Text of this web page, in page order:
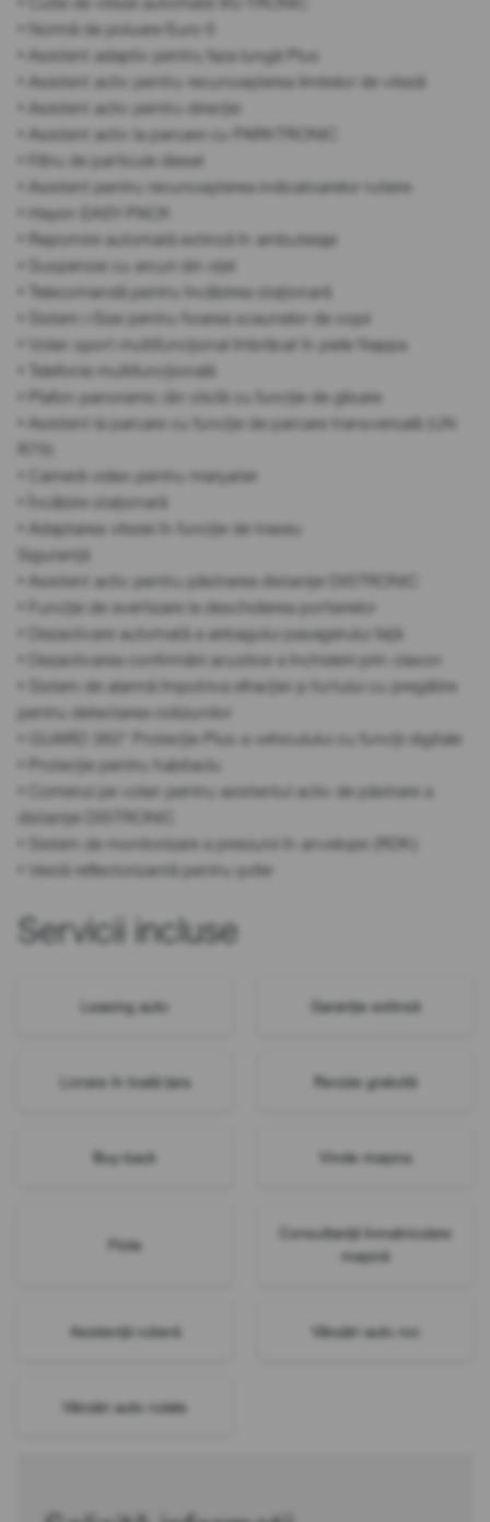
• Normă de poluare Euro 6
• Asistent adaptiv pentru faza lungă Plus
• Asistent activ pentru recunoașterea limitelor de viteză
• Asistent activ pentru direcție
• Asistent activ la parcare cu PARKTRONIC
• Filtru de particule diesel
• Asistent pentru recunoașterea indicatoarelor rutiere
• Hayon EASY-PACK
• Repornire automată extinsă în ambuteiaje
• Suspensie cu arcuri din oțel
• Telecomandă pentru încălzirea staționară
• Sistem i-Size pentru fixarea scaunelor de copii
• Volan sport multifuncțional îmbrăcat în piele Nappa
• Telefonie multifuncțională
• Plafon panoramic din sticlă cu funcție de glisare
• Asistent la parcare cu funcție de parcare transversală (UN
• Cameră video pentru marșarier
• Încălzire staționară
• Adaptarea vitezei în funcție de traseu
Siguranță
• Asistent activ pentru păstrarea distanței DISTRONIC
• Funcție de avertizare la deschiderea portierelor
• Dezactivare automată a airbagului pasagerului față
• Dezactivarea confirmării acustice a închiderii prin claxon
• Sistem de alarmă împotriva efracției și furtului cu pregătire
pentru detectarea coliziunilor
• GUARD 360° Protecție Plus a vehiculului cu funcții digitale
• Protecție pentru habitaclu
• Comenzi pe volan pentru asistentul activ de păstrare a
distanței DISTRONIC
• Sistem de monitorizare a presiunii în anvelope (RDK)
• Vestă reflectorizantă pentru șofer
Servicii incluse
Leasing auto Garanție extinsă
Livrare în toată țara Revizie gratuită
Buy-back Vinde mașina
Flote
Consultanță înmatriculare
mașină
Asistență rutieră Vânzări auto noi
Vânzări auto rulate